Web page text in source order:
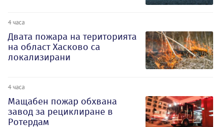
4 часа
Двата пожара на територията
на област Хасково са
локализирани
4 часа
Мащабен пожар обхвана
завод за рециклиране в
Ротердам